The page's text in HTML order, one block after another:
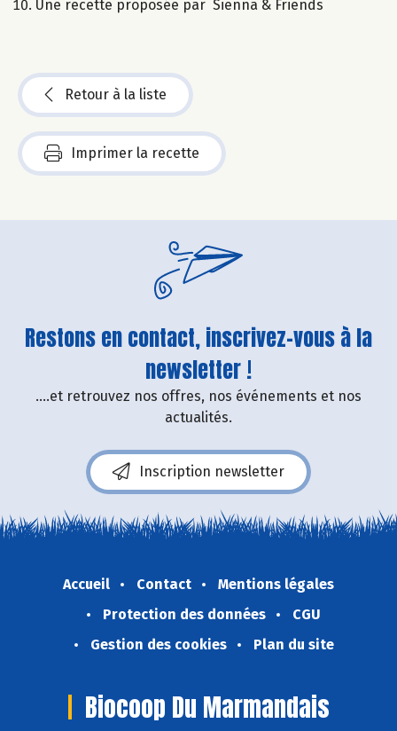
Une recette proposée par Sienna & Friends
Retour à la liste
Imprimer la recette
Restons en contact, inscrivez-vous à la
newsletter !
....et retrouvez nos offres, nos événements et nos
actualités.
Inscription newsletter
Accueil Contact
Mentions légales
Protection des données
CGU
Gestion des cookies
Plan du site
Biocoop Du Marmandais